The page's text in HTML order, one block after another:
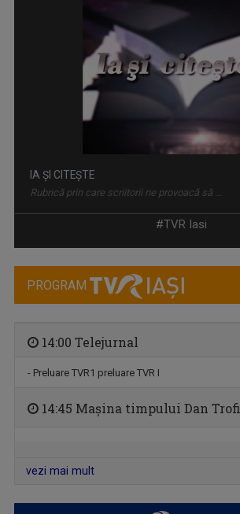
IA ȘI CITEȘTE
Rubrică prin care scriitorii ne provoacă să ...
CÂNTEC ȘI POVESTE
#TVR Iasi
PROGRAM
14:00 Telejurnal
- Preluare TVR1 preluare TVR I
14:45 Mașina timpului Dan
vezi mai mult